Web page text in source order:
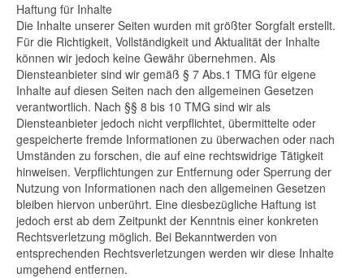
Haftung für Inhalte
Die Inhalte unserer Seiten wurden mit größter Sorgfalt erstellt.
Für die Richtigkeit, Vollständigkeit und Aktualität der Inhalte
können wir jedoch keine Gewähr übernehmen. Als
Diensteanbieter sind wir gemäß § 7 Abs.1 TMG für eigene
Inhalte auf diesen Seiten nach den allgemeinen Gesetzen
verantwortlich. Nach §§ 8 bis 10 TMG sind wir als
Diensteanbieter jedoch nicht verpflichtet, übermittelte oder
gespeicherte fremde Informationen zu überwachen oder nach
Umständen zu forschen, die auf eine rechtswidrige Tätigkeit
hinweisen. Verpflichtungen zur Entfernung oder Sperrung der
Nutzung von Informationen nach den allgemeinen Gesetzen
bleiben hiervon unberührt. Eine diesbezügliche Haftung ist
jedoch erst ab dem Zeitpunkt der Kenntnis einer konkreten
Rechtsverletzung möglich. Bei Bekanntwerden von
entsprechenden Rechtsverletzungen werden wir diese Inhalte
umgehend entfernen.